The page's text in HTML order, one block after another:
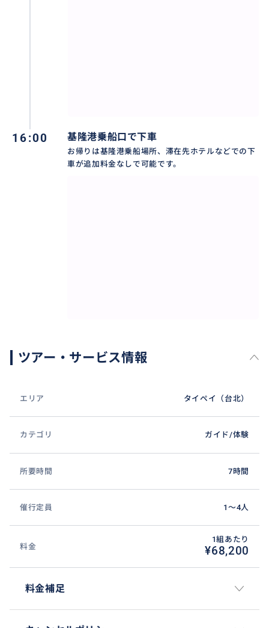
催行中はお客様のご質問やご希望、ご相談など現地在
住ならではの日本語ドライバーが丁寧にお答え対応し
て旅のお手伝いをします。
観光スポットを巡るも良し、お買い物をするも良しで
す！お客様のご希望にピンポイントで台北市内観光出
来ます。
16:00 基隆港乗船口で下車
お帰りは基隆港乗船場所、滞在先ホテルなどでの下
車が追加料金なしで可能です。
ツアー・サービス情報
エリア タイペイ（台北）
カテゴリ ガイド/体験
所要時間 7時間
催行定員 1〜4人
料金
1組あたり
¥68,200
料金補足